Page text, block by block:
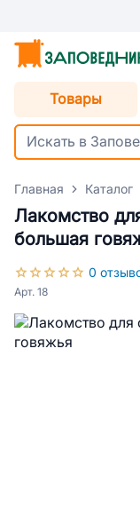
Товары
Главная Каталог
Лакомство
большая
0
Арт. 18